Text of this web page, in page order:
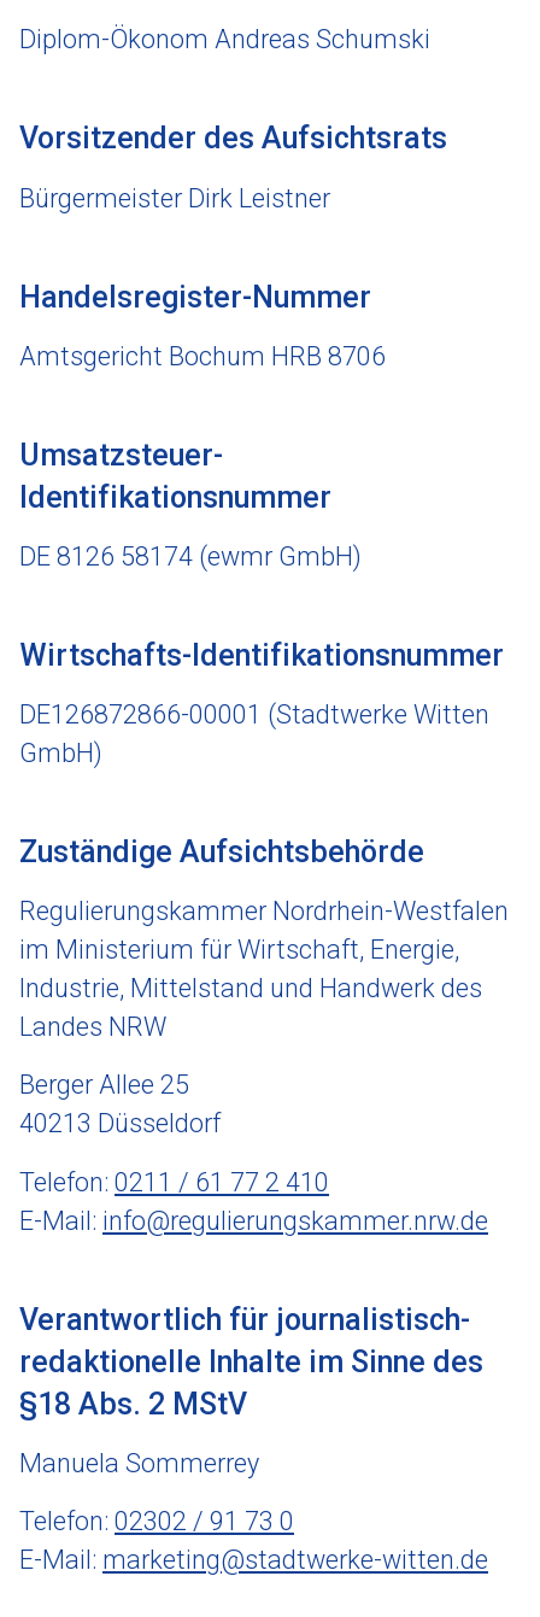
Diplom-Ökonom Andreas Schumski
Vorsitzender des Aufsichtsrats
Bürgermeister Dirk Leistner
Handelsregister-Nummer
Amtsgericht Bochum HRB 8706
Umsatzsteuer-
Identifikationsnummer
DE 8126 58174 (ewmr GmbH)
Wirtschafts-Identifikationsnummer
DE126872866-00001 (Stadtwerke Witten
GmbH)
Zuständige Aufsichtsbehörde
Regulierungskammer Nordrhein-Westfalen
im Ministerium für Wirtschaft, Energie,
Industrie, Mittelstand und Handwerk des
Landes NRW
Berger Allee 25
40213 Düsseldorf
Telefon: 0211 / 61 77 2 410
E-Mail: info@regulierungskammer.nrw.de
Verantwortlich für journalistisch-
redaktionelle Inhalte im Sinne des
§18 Abs. 2 MStV
Manuela Sommerrey
Telefon: 02302 / 91 73 0
E-Mail: marketing@stadtwerke-witten.de